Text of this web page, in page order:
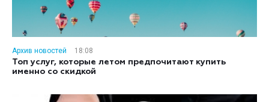
Архив новостей
18:08
Топ услуг, которые летом предпочитают купить
именно со скидкой